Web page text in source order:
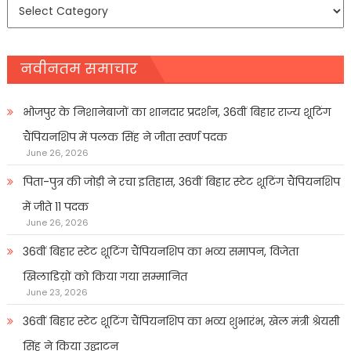
नवीनतम समाचार
भोजपुर के निशानेबाजों का शानदार प्रदर्शन, 36वीं बिहार राज्य शूटिंग
चैंपियनशिप में पलक सिंह ने जीता स्वर्ण पदक
June 26, 2026
पिता-पुत्र की जोड़ी ने रचा इतिहास, 36वीं बिहार स्टेट शूटिंग चैंपियनशिप
में जीते 11 पदक
June 26, 2026
36वीं बिहार स्टेट शूटिंग चैंपियनशिप का भव्य समापन, विजेता
खिलाडिय़ों को किया गया सम्मानित
June 23, 2026
36वीं बिहार स्टेट शूटिंग चैंपियनशिप का भव्य शुभारंभ, खेल मंत्री श्रेयसी
सिंह ने किया उद्घाटन